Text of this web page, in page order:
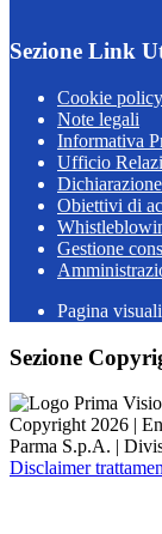
Sezione Link
Cookie policy
Note legali
Informativa
Ufficio
Obiettivi di
Gestione
Pagina
Sezione
Copyright 2026 |
Parma S.p.A. |
Disclaimer